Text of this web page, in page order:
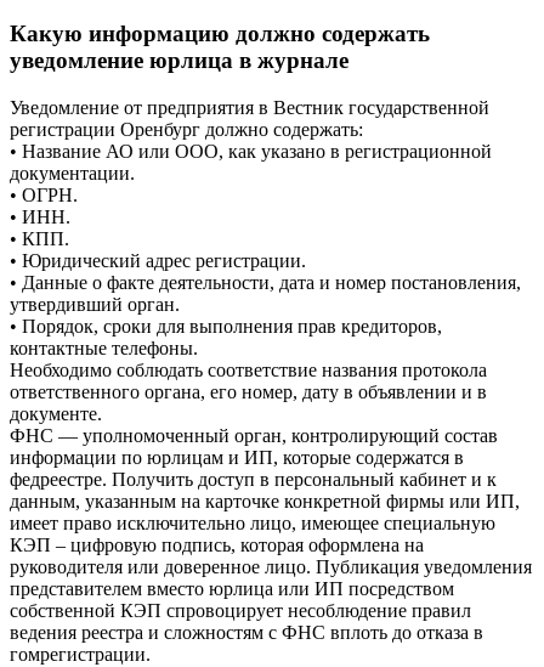
Какую информацию должно содержать
уведомление юрлица в журнале
Уведомление от предприятия в Вестник государственной
регистрации Оренбург должно содержать:
• Название АО или ООО, как указано в регистрационной
документации.
• ОГРН.
• ИНН.
• КПП.
• Юридический адрес регистрации.
• Данные о факте деятельности, дата и номер постановления,
утвердивший орган.
• Порядок, сроки для выполнения прав кредиторов,
контактные телефоны.
Необходимо соблюдать соответствие названия протокола
ответственного органа, его номер, дату в объявлении и в
документе.
ФНС — уполномоченный орган, контролирующий состав
информации по юрлицам и ИП, которые содержатся в
федреестре. Получить доступ в персональный кабинет и к
данным, указанным на карточке конкретной фирмы или ИП,
имеет право исключительно лицо, имеющее специальную
КЭП – цифровую подпись, которая оформлена на
руководителя или доверенное лицо. Публикация уведомления
представителем вместо юрлица или ИП посредством
собственной КЭП спровоцирует несоблюдение правил
ведения реестра и сложностям с ФНС вплоть до отказа в
гомрегистрации.